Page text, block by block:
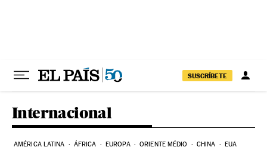
SUSCRÍBETE
Internacional
AMÉRICA LATINA ÁFRICA EUROPA ORIENTE MÉDIO CHINA EUA